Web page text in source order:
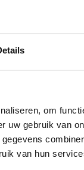
om
uw gebruik van
van hun